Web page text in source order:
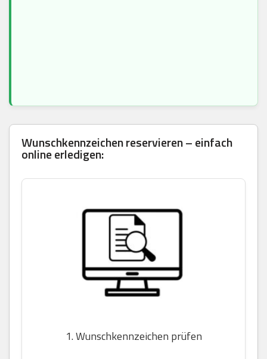
Wunschkennzeichen reservieren – einfach
online erledigen:
1. Wunschkennzeichen prüfen